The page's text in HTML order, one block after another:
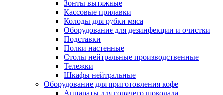
Зонты вытяжные
Кассовые прилавки
Колоды для рубки мяса
Оборудование для дезинфекции и очистки
Подставки
Полки настенные
Столы нейтральные производственные
Тележки
Шкафы нейтральные
Оборудование для приготовления кофе
Аппараты для горячего шоколада